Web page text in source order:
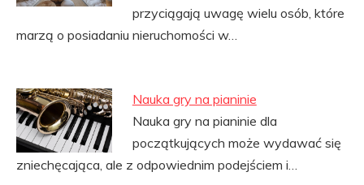
przyciągają uwagę wielu osób, które
marzą o posiadaniu nieruchomości w…
Nauka gry na pianinie
Nauka gry na pianinie dla
początkujących może wydawać się
zniechęcająca, ale z odpowiednim podejściem i…